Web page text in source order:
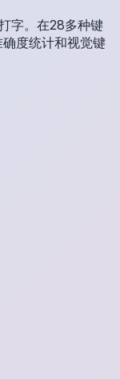
字。在28多种键
度统计和视觉键